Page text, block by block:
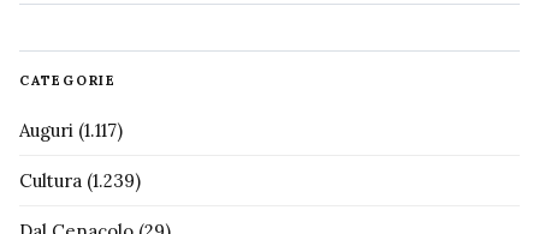
CATEGORIE
Auguri (1.117)
Cultura (1.239)